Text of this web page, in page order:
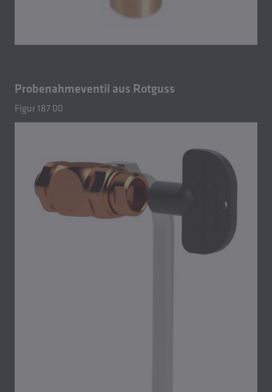
Probenahmeventil aus Rotguss
Figur 187 00